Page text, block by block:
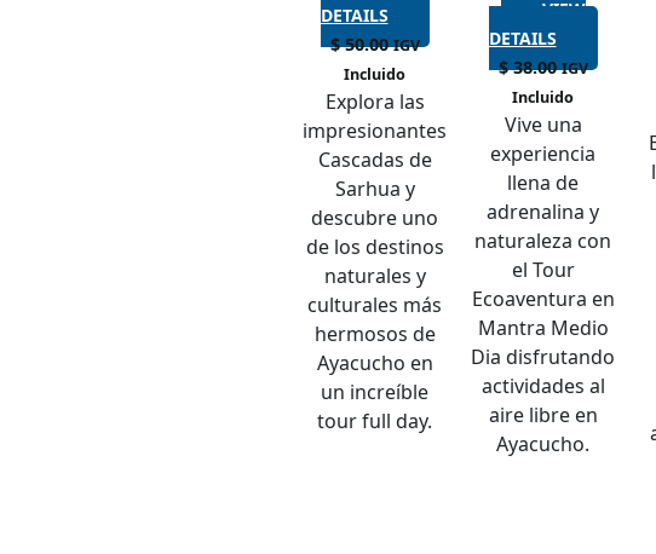
DETAILS
$50.00 IGV
Incluido
Explora las
impresionantes
Cascadas de
Sarhua y
descubre uno
de los destinos
naturales y
culturales más
hermosos de
Ayacucho en
un increíble
tour full day.
VIEW
DETAILS
$38.00 IGV
Incluido
Vive una
experiencia
llena de
adrenalina y
naturaleza con
el Tour
Ecoaventura en
Mantra Medio
Dia disfrutando
actividades al
aire libre en
Ayacucho.